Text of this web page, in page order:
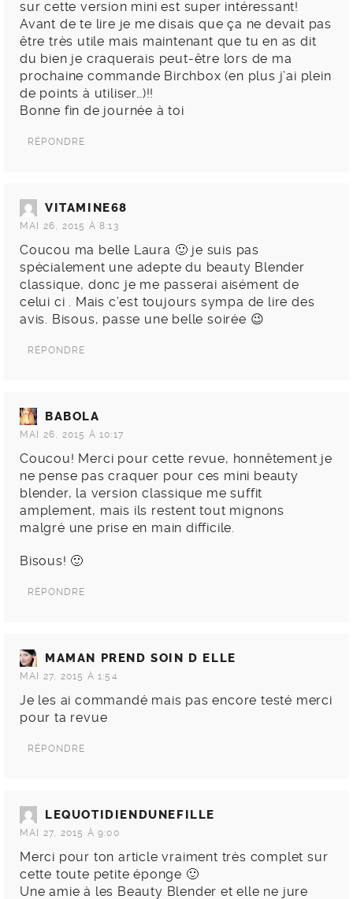
sur cette version mini est super intéressant!
Avant de te lire je me disais que ça ne devait pas
être très utile mais maintenant que tu en as dit
du bien je craquerais peut-être lors de ma
prochaine commande Birchbox (en plus j’ai plein
de points à utiliser…)!!
Bonne fin de journée à toi
RÉPONDRE
VITAMINE68
MAI 26, 2015 À 8:13
Coucou ma belle Laura 🙂 je suis pas
spécialement une adepte du beauty Blender
classique, donc je me passerai aisément de
celui ci . Mais c’est toujours sympa de lire des
avis. Bisous, passe une belle soirée 😉
RÉPONDRE
BABOLA
MAI 26, 2015 À 10:17
Coucou! Merci pour cette revue, honnêtement je
ne pense pas craquer pour ces mini beauty
blender, la version classique me suffit
amplement, mais ils restent tout mignons
malgré une prise en main difficile.
Bisous! 🙂
RÉPONDRE
MAMAN PREND SOIN D ELLE
MAI 27, 2015 À 1:54
Je les ai commandé mais pas encore testé merci
pour ta revue
RÉPONDRE
LEQUOTIDIENDUNEFILLE
MAI 27, 2015 À 9:00
Merci pour ton article vraiment très complet sur
cette toute petite éponge 🙂
Une amie à les Beauty Blender et elle ne jure